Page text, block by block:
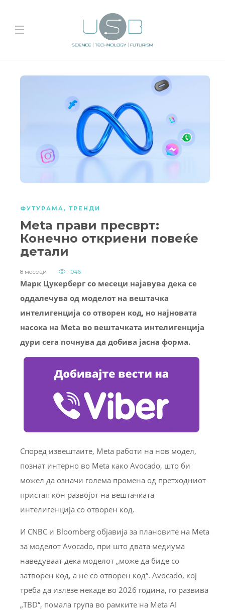
ФУТУРАМА , ТРЕНДИ
Meta прави пресврт:
Конечно откриени повеќе
детали
8 месеци 1046
Марк Цукерберг со месеци најавува дека се
оддалечува од моделот на вештачка
интелигенција со отворен код, но најновата
насока на Meta во вештачката интелигенција
дури сега почнува да добива јасна форма.
Според извештаите, Meta работи на нов модел,
познат интерно во Meta како Avocado, што би
можел да означи голема промена од претходниот
пристап кон развојот на вештачката
интелигенција со отворен код.
И CNBC и Bloomberg објавија за плановите на Meta
за моделот Avocado, при што двата медиума
наведуваат дека моделот „може да биде со
затворен код, а не со отворен код“. Avocado, кој
треба да излезе некаде во 2026 година, го развива
„TBD“, помала група во рамките на Meta AI